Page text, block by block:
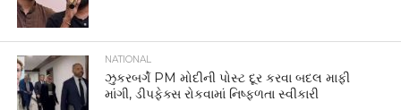
NATIONAL
ઝુકરબર્ગે PM મોદીની પોસ્ટ દૂર કરવા બદલ માફી
માંગી, ડીપફેક્સ રોકવામાં નિષ્ફળતા સ્વીકારી